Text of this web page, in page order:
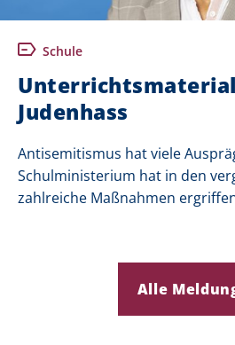
Schule
Judenhass
Antisemitismus hat viele
Schulministerium hat in den
zahlreiche Maßnahmen
Alle